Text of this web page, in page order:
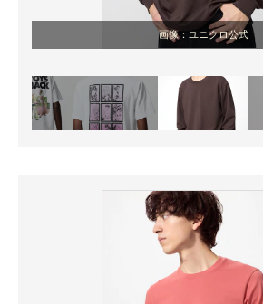
画像：ユニクロ公式